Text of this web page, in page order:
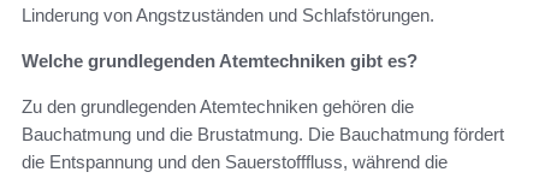
Linderung von Angstzuständen und Schlafstörungen.
Welche grundlegenden Atemtechniken gibt es?
Zu den grundlegenden Atemtechniken gehören die
Bauchatmung und die Brustatmung. Die Bauchatmung fördert
die Entspannung und den Sauerstofffluss, während die